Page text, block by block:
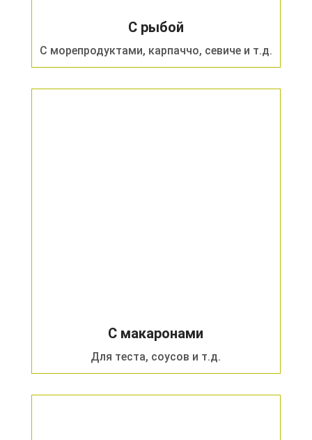
С рыбой
С морепродуктами, карпаччо, севиче и т.д.
С макаронами
Для теста, соусов и т.д.